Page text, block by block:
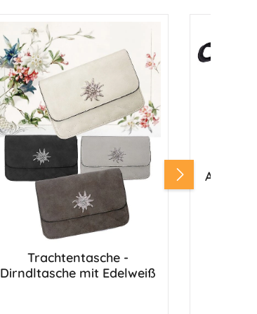
Trachtentasche -
Dirndltasche mit Edelweiß
Alpin-